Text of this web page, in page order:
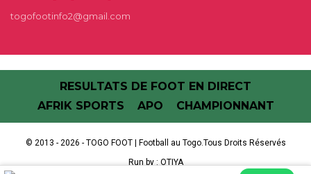
togofootinfo2@gmail.com
RESULTATS DE FOOT EN DIRECT
AFRIK SPORTS
APO CHAMPIONNANT
© 2013 - 2026 - TOGO FOOT | Football au Togo.Tous Droits Réservés
Run by : OTIYA